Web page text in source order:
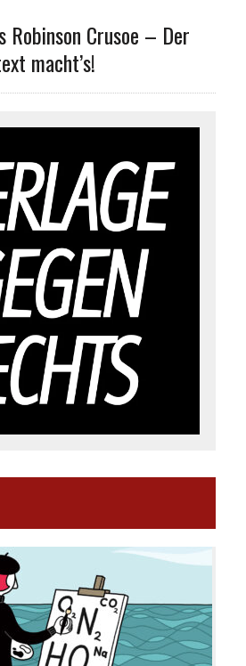
Robinson Crusoe – Der
macht’s!